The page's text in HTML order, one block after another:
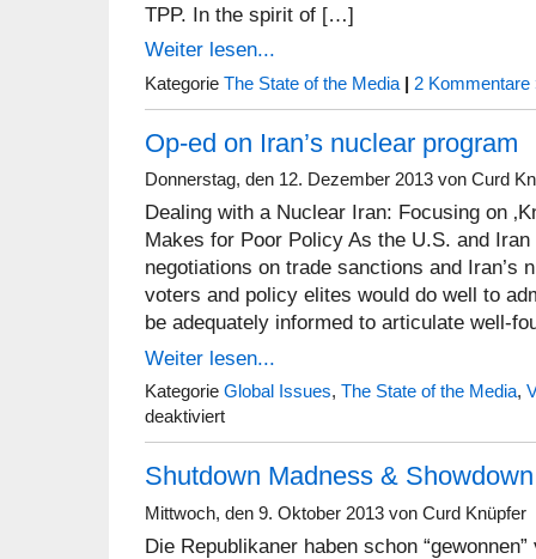
TPP. In the spirit of […]
Weiter lesen...
Kategorie The State of the Media 2 Kommentare
Op-ed on Iran’s nuclear program
Donnerstag, den 12. Dezember 2013 von Curd
Dealing with a Nuclear Iran: Focusing on
Makes for Poor Policy As the U.S. and
negotiations on trade sanctions and Iran’s
voters and policy elites would do well to
be adequately informed to articulate well-
Weiter lesen...
Kategorie Global Issues, The State of the Media,
deaktiviertfür
on
nuclear
Shutdown Madness &
Mittwoch, den 9. Oktober 2013 von Curd Knüpfer
Die Republikaner haben schon